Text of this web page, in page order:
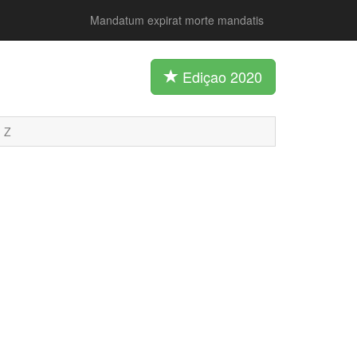
Mandatum expirat morte mandatis
Ediçao 2020
Z